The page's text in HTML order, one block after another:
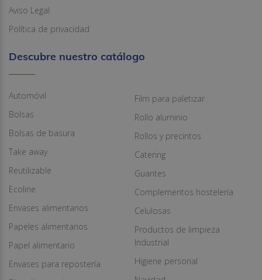
Aviso Legal
Política de privacidad
Descubre nuestro catálogo
Automóvil
Bolsas
Bolsas de basura
Take away
Reutilizable
Ecoline
Envases alimentarios
Papeles alimentarios
Papel alimentario
Envases para repostería
Film para paletizar
Rollo aluminio
Rollos y precintos
Catering
Guantes
Complementos hostelería
Celulosas
Productos de limpieza
Industrial
Higiene personal